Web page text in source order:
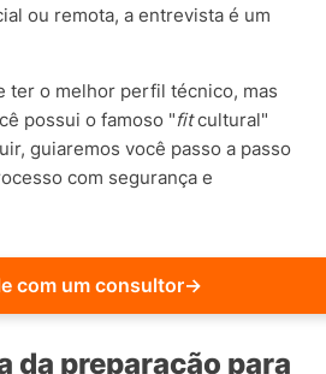
ou remota, a entrevista é um
ter o melhor perfil técnico, mas
possui o famoso "fitcultural"
guiaremos você passo a passo
com segurança e
com um consultor→
da preparação para